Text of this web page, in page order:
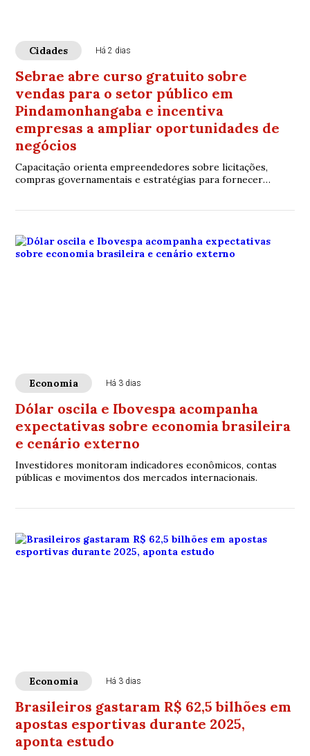
Cidades Há 2 dias
Sebrae abre curso gratuito sobre
vendas para o setor público em
Pindamonhangaba e incentiva
empresas a ampliar oportunidades de
negócios
Capacitação orienta empreendedores sobre licitações,
compras governamentais e estratégias para fornecer
Economia Há 3 dias
Dólar oscila e Ibovespa acompanha
expectativas sobre economia brasileira
e cenário externo
Investidores monitoram indicadores econômicos, contas
públicas e movimentos dos mercados internacionais.
Economia Há 3 dias
Brasileiros gastaram R$ 62,5 bilhões em
apostas esportivas durante 2025,
aponta estudo